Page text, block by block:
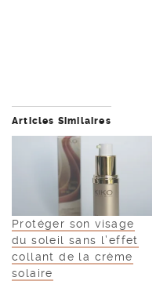
Articles Similaires
Protéger son visage
du soleil sans l’effet
collant de la crème
solaire